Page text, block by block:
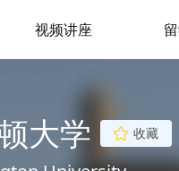
视频讲座
大学 收藏